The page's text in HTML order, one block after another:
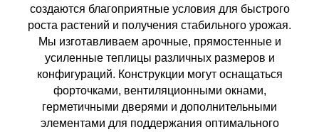
создаются благоприятные условия для быстрого
роста растений и получения стабильного урожая.
Мы изготавливаем арочные, прямостенные и
усиленные теплицы различных размеров и
конфигураций. Конструкции могут оснащаться
форточками, вентиляционными окнами,
герметичными дверями и дополнительными
элементами для поддержания оптимального